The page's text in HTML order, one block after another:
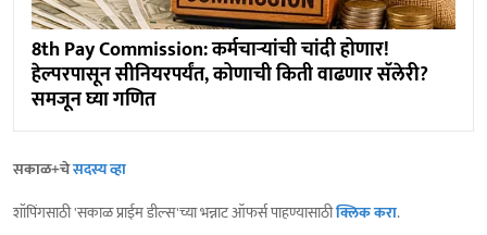
8th Pay Commission: कर्मचाऱ्यांची चांदी होणार!
हेल्परपासून सीनियरपर्यंत, कोणाची किती वाढणार सॅलेरी?
समजून घ्या गणित
सकाळ+चेसदस्य व्हा
शॉपिंगसाठी 'सकाळ प्राईम डील्स'च्या भन्नाट ऑफर्स पाहण्यासाठीक्लिक करा.